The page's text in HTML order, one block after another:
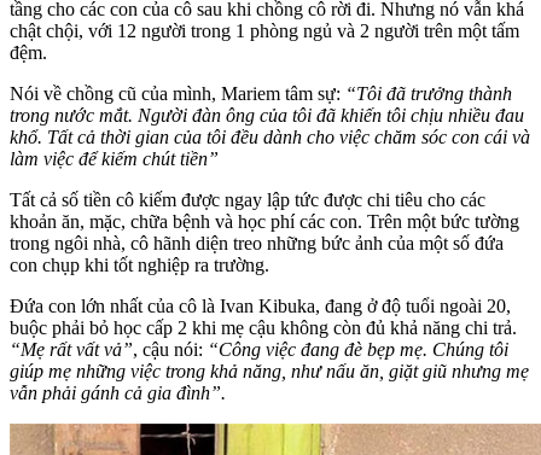
tầng cho các con của cô sau khi chồng cô rời đi. Nhưng nó vẫn khá
chật chội, với 12 người trong 1 phòng ngủ và 2 người trên một tấm
đệm.
Nói về chồng cũ của mình, Mariem tâm sự: “Tôi đã trưởng thành
trong nước mắt. Người đàn ông của tôi đã khiến tôi chịu nhiều đau
khổ. Tất cả thời gian của tôi đều dành cho việc chăm sóc con cái và
làm việc để kiếm chút tiền”
Tất cả số tiền cô kiếm được ngay lập tức được chi tiêu cho các
khoản ăn, mặc, chữa bệnh và học phí các con. Trên một bức tường
trong ngôi nhà, cô hãnh diện treo những bức ảnh của một số đứa
con chụp khi tốt nghiệp ra trường.
Đứa con lớn nhất của cô là Ivan Kibuka, đang ở độ tuổi ngoài 20,
buộc phải bỏ học cấp 2 khi mẹ cậu không còn đủ khả năng chi trả.
“Mẹ rất vất vả”, cậu nói: “Công việc đang đè bẹp mẹ. Chúng tôi
giúp mẹ những việc trong khả năng, như nấu ăn, giặt giũ nhưng mẹ
vẫn phải gánh cả gia đình”.